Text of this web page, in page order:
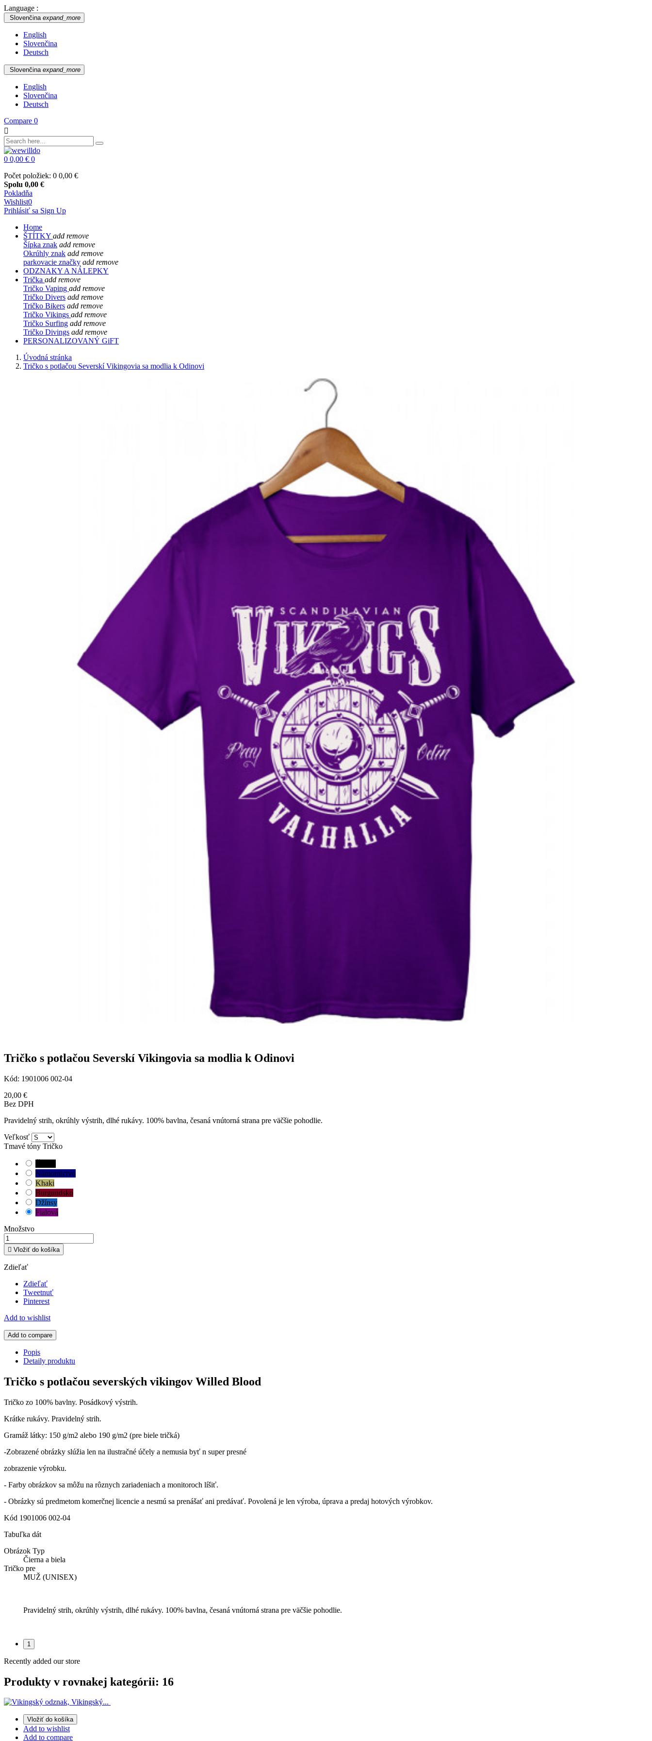
Language :
Slovenčina expand_more
English
Slovenčina
Deutsch
Slovenčina expand_more
English
Slovenčina
Deutsch
Compare 0

0 0,00 € 0
Počet položiek: 0 0,00 €
Spolu 0,00 €
Pokladňa
Wishlist0
Prihlásiť sa Sign Up
Home
ŠTÍTKY add remove
Šípka znak add remove
Okrúhly znak add remove
parkovacie značky add remove
ODZNAKY A NÁLEPKY
Trička add remove
Tričko Vaping add remove
Tričko Divers add remove
Tričko Bikers add remove
Tričko Vikings add remove
Tričko Surfing add remove
Tričko Divings add remove
PERSONALIZOVANÝ GiFT
Úvodná stránka
Tričko s potlačou Severskí Vikingovia sa modlia k Odinovi
Tričko s potlačou Severskí Vikingovia sa modlia k Odinovi
Kód: 1901006 002-04
20,00 €
Bez DPH
Pravidelný strih, okrúhly výstrih, dlhé rukávy. 100% bavlna, česaná vnútorná strana pre väčšie pohodlie.
Veľkosť
Tmavé tóny Tričko
Námorníctvo
Khaki
Burgundsko
Džínsy
Fialová
Množstvo
 Vložiť do košíka
Zdieľať
Zdieľať
Tweetnuť
Pinterest
Add to wishlist
Add to compare
Popis
Detaily produktu
Tričko s potlačou severských vikingov Willed Blood
Tričko zo 100% bavlny. Posádkový výstrih.
Krátke rukávy. Pravidelný strih.
Gramáž látky: 150 g/m2 alebo 190 g/m2 (pre biele tričká)
-Zobrazené obrázky slúžia len na ilustračné účely a nemusia byť n super presné
zobrazenie výrobku.
- Farby obrázkov sa môžu na rôznych zariadeniach a monitoroch líšiť.
- Obrázky sú predmetom komerčnej licencie a nesmú sa prenášať ani predávať. Povolená je len výroba, úprava a predaj hotových výrobkov.
Kód 1901006 002-04
Tabuľka dát
Obrázok Typ
Čierna a biela
Tričko pre
MUŽ (UNISEX)
Pravidelný strih, okrúhly výstrih, dlhé rukávy. 100% bavlna, česaná vnútorná strana pre väčšie pohodlie.
1
Recently added our store
Produkty v rovnakej kategórii: 16
Vložiť do košíka
Add to wishlist
Add to compare